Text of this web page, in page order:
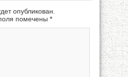
опубликован.
помечены *